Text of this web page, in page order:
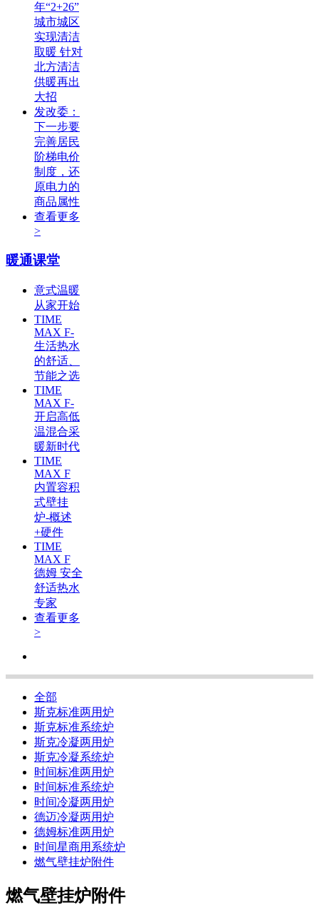
年“2+26”
城市城区
实现清洁
取暖 针对
北方清洁
供暖再出
大招
发改委：
下一步要
完善居民
阶梯电价
制度，还
原电力的
商品属性
查看更多
>
暖通课堂
意式温暖
从家开始
TIME
MAX F-
生活热水
的舒适、
节能之选
TIME
MAX F-
开启高低
温混合采
暖新时代
TIME
MAX F
内置容积
式壁挂
炉-概述
+硬件
TIME
MAX F
德姆 安全
舒适热水
专家
查看更多
>
全部
斯克标准两用炉
斯克标准系统炉
斯克冷凝两用炉
斯克冷凝系统炉
时间标准两用炉
时间标准系统炉
时间冷凝两用炉
德迈冷凝两用炉
德姆标准两用炉
时间星商用系统炉
燃气壁挂炉附件
燃气壁挂炉附件